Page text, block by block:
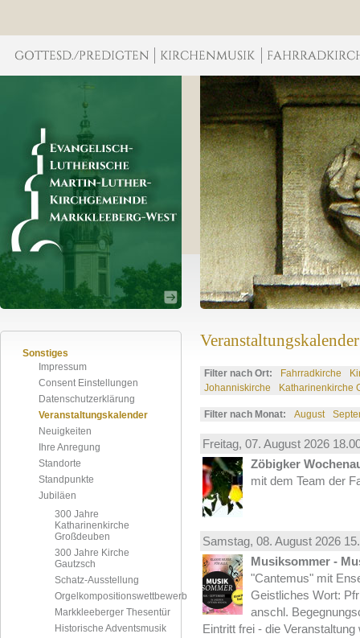
Sonstiges
Impressum
Consent Einstellungen
Datenschutzerklärung
Veranstaltungskalender
Neuigkeiten
Ihre Anregung
Standorte
Standpunkte
Jubiläen
300 Jahre
Katharinenkirche
Großdeuben
300 Jahre Kirche
Gautzsch
Schatz-Ausstellung
Orgelkompositionswettbewerb
Markkleeberger Thesentür
Historische Adventsmusik
Veranstaltungskalender
Filter nach Ort: Fahrradkirche
Johanniskirche
Katharinenkirche
Filter nach Monat: August
Freitag, 07. August 2026
Zöbigker
mit dem Team der
Samstag, 08. August 2026
Musiksommer -
"Cantemus" mit
Geistliches Wort:
anschl.
Eintritt frei - die